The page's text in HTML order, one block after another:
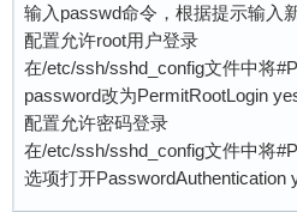
输入passwd命令，根据提示输入
配置允许root用户登录
在/etc/ssh/sshd_config文件中将
password改为PermitRootLogin
配置允许密码登录
在/etc/ssh/sshd_config文件中将
选项打开PasswordAuthentication